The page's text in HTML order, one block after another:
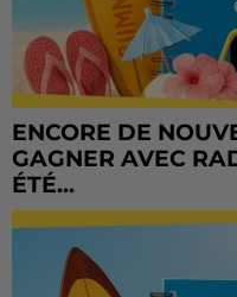
ENCORE DE
GAGNER AVEC
ÉTÉ...